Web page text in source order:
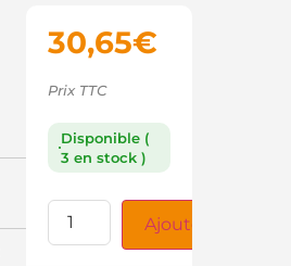
30,65€
Prix TTC
Disponible (
3 en stock )
Ajouter au